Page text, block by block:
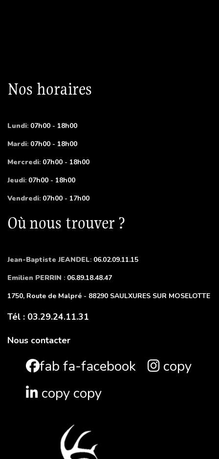
Nos horaires
Lundi: 07h00 - 18h00
Mardi: 07h00 - 18h00
Mercredi: 07h00 - 18h00
Jeudi: 07h00 - 18h00
Vendredi: 07h00 - 17h00
Où nous trouver ?
Jean-Baptiste JEANDEL: 06.02.09.11.15
Emilien PERRIN : 06.89.18.48.47
1750, Route de Malpré - 88290 SAULXURES SUR MOSELOTTE
Tél : 03.29.24.11.31
Nous contacter
fab fa-facebook
copy
copy copy